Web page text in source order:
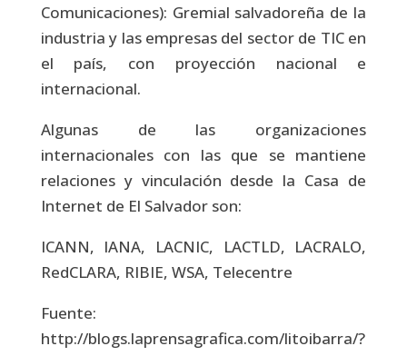
Comunicaciones): Gremial salvadoreña de la
industria y las empresas del sector de TIC en
el país, con proyección nacional e
internacional.
Algunas de las organizaciones
internacionales con las que se mantiene
relaciones y vinculación desde la Casa de
Internet de El Salvador son:
ICANN, IANA, LACNIC, LACTLD, LACRALO,
RedCLARA, RIBIE, WSA, Telecentre
Fuente:
http://blogs.laprensagrafica.com/litoibarra/?